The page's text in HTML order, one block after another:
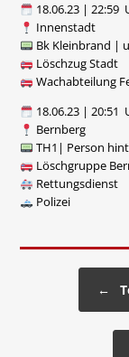
18.06.23 | 22:59
Innenstadt
Bk Kleinbrand |
Löschzug Stadt
Wachabteilung
18.06.23 | 20:51
Bernberg
TH1| Person
Löschgruppe
Rettungsdienst
Polizei
←